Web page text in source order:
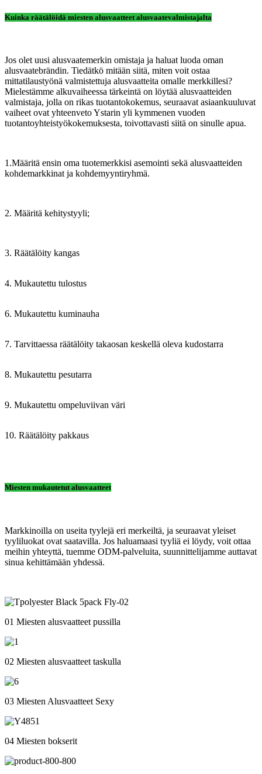
Kuinka räätälöidä miesten alusvaatteet alusvaatevalmistajalta
Jos olet uusi alusvaatemerkin omistaja ja haluat luoda oman
alusvaatebrändin. Tiedätkö mitään siitä, miten voit ostaa
mittatilaustyönä valmistettuja alusvaatteita omalle merkkillesi?
Mielestämme alkuvaiheessa tärkeintä on löytää alusvaatteiden
valmistaja, jolla on rikas tuotantokokemus, seuraavat asiaankuuluvat
vaiheet ovat yhteenveto Ystarin yli kymmenen vuoden
tuotantoyhteistyökokemuksesta, toivottavasti siitä on sinulle apua.
1.Määritä ensin oma tuotemerkkisi asemointi sekä alusvaatteiden
kohdemarkkinat ja kohdemyyntiryhmä.
2. Määritä kehitystyyli;
3. Räätälöity kangas
4. Mukautettu tulostus
6. Mukautettu kuminauha
7. Tarvittaessa räätälöity takaosan keskellä oleva kudostarra
8. Mukautettu pesutarra
9. Mukautettu ompeluviivan väri
10. Räätälöity pakkaus
Miesten mukautetut alusvaatteet
Markkinoilla on useita tyylejä eri merkeiltä, ​​ja seuraavat yleiset
tyyliluokat ovat saatavilla. Jos haluamaasi tyyliä ei löydy, voit ottaa
meihin yhteyttä, tuemme ODM-palveluita, suunnittelijamme auttavat
sinua kehittämään yhdessä.
01 Miesten alusvaatteet pussilla
02 Miesten alusvaatteet taskulla
03 Miesten Alusvaatteet Sexy
04 Miesten bokserit